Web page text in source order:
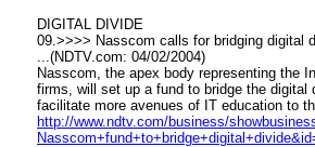
DIGITAL DIVIDE
09.>>>> Nasscom calls for bridging digital
...(NDTV.com: 04/02/2004)
Nasscom, the apex body representing the
firms, will set up a fund to bridge the digital
facilitate more avenues of IT education to
http://www.ndtv.com/business/